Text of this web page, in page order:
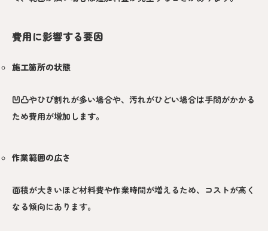
費用に影響する要因
施工箇所の状態
凹凸やひび割れが多い場合や、汚れがひどい場合は手間がかかる
ため費用が増加します。
作業範囲の広さ
面積が大きいほど材料費や作業時間が増えるため、コストが高く
なる傾向にあります。